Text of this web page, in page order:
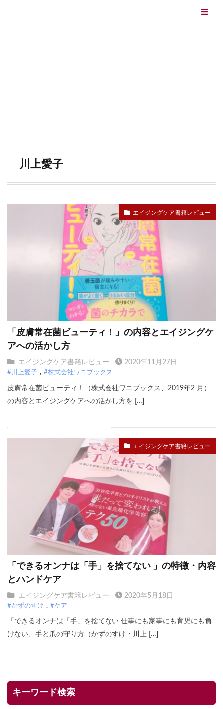
川上愛子
エイジングケア書籍レビュー
「皮膚常在菌ビューティ！」の内容とエイジングケ
アへの活かし方
エイジングケア書籍レビュー 2020年11月27日
#川上愛子 #株式会社ワニブックス
皮膚常在菌ビューティ！（株式会社ワニブックス、2019年2 月）
の内容とエイジングケアへの活かし方を […]
エイジングケア書籍レビュー
「できるオンナは「手」を捨てない 」の特徴・内容
とハンドケア
エイジングケア書籍レビュー 2020年5月18日
#かずのすけ #ケア
「できるオンナは「手」を捨てない 仕事にも家事にも育児にも負
けない、手と爪の守り方（かずのすけ・川上 […]
キーワード検索